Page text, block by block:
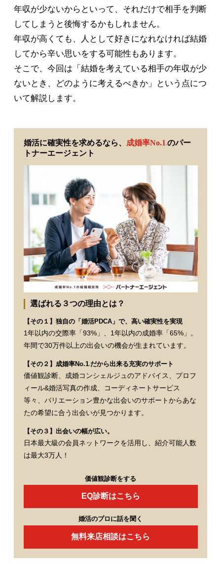
年収が少ないからといって、それだけで相手を判断
してしまうと後悔するかもしれません。
年収が高くても、人として好きになれなければ結婚
してから辛い思いをする可能性もあります。
そこで、今回は「結婚を考えている相手の年収が少
ないとき、どのように考えるべきか」という点につ
いて解説します。
婚活に確実性を求めるなら、 成婚率No.1 ※のパー
トナーエージェント
選ばれる３つの理由とは？
【その１】独自の「婚活PDCA」で、高い確実性を実現
1年以内の交際率「93%」、1年以内の成婚率「65%」。
年間で30万件以上の出会いの機会が生まれています。
【その２】成婚率No.1※だから出来る充実のサポート
価値観診断、成婚コンシェルジュのアドバイス、プロフ
ィール&婚活写真の作成、コーディネートサービス
等々、バリエーション豊かな出会いのサポートからあな
たの希望に合う出会いが見つかります。
【その３】出会いの幅が広い。
日本最大級の会員ネットワークを活用し、紹介可能人数
は最大3万人！
価値観診断をする
EQ診断はこちら
婚活のプロに話を聞く
無料来店相談はこちら